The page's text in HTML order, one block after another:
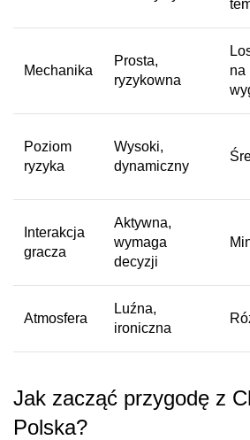
Mechanika
Prosta,
ryzykowna
na
Poziom
ryzyka
Wysoki,
dynamiczny
Interakcja
gracza
Aktywna,
wymaga
decyzji
Atmosfera
Luźna,
ironiczna
Jak zacząć przygodę z
Polska?